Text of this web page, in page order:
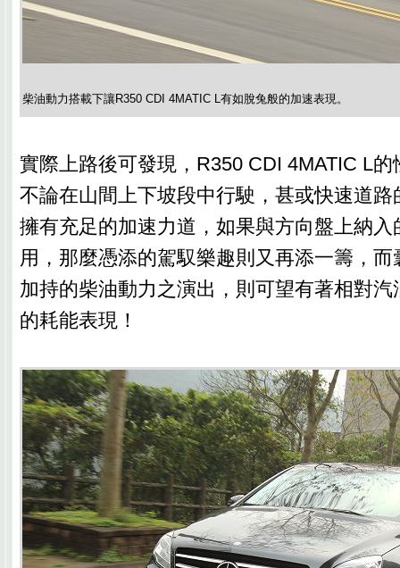
柴油動力搭載下讓R350 CDI 4MATIC L有如脫兔般的加速表現。
實際上路後可發現，R350 CDI 4MATIC L
不論在山間上下坡段中行駛，甚或快速道
擁有充足的加速力道，如果與方向盤上納
用，那麼憑添的駕馭樂趣則又再添一籌，
加持的柴油動力之演出，則可望有著相對
的耗能表現！